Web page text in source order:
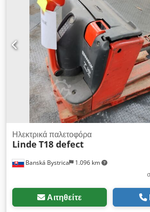
Banská Bystrica 1.096 km
Ηλεκτρικά παλετοφόρα
Linde T18 defect
Αιτηθείτε